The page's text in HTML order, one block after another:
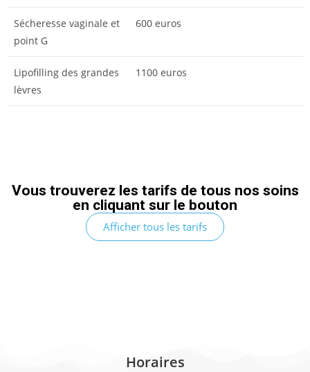
Sécheresse vaginale et
point G
600 euros
Lipofilling des grandes
lèvres
1100 euros
Vous trouverez les tarifs de tous nos soins
en cliquant sur le bouton
Afficher tous les tarifs
Horaires